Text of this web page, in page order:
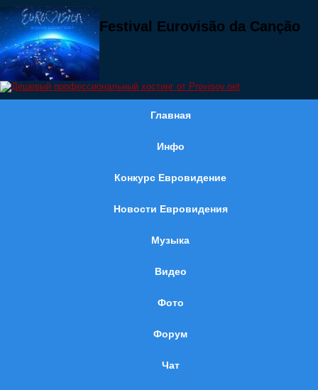
Festival Eurovisão da Canção
Главная
Инфо
Конкурс Евровидение
Новости Евровидения
Музыка
Видео
Фото
Форум
Чат